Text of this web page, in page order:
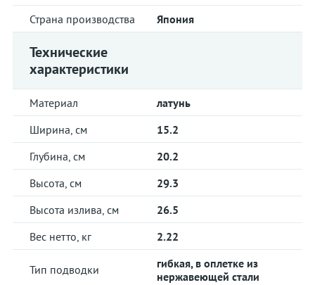
Страна производства
Япония
Технические
характеристики
Материал
латунь
Ширина, см
15.2
Глубина, см
20.2
Высота, см
29.3
Высота излива, см
26.5
Вес нетто, кг
2.22
Тип подводки
гибкая, в оплетке из
нержавеющей стали